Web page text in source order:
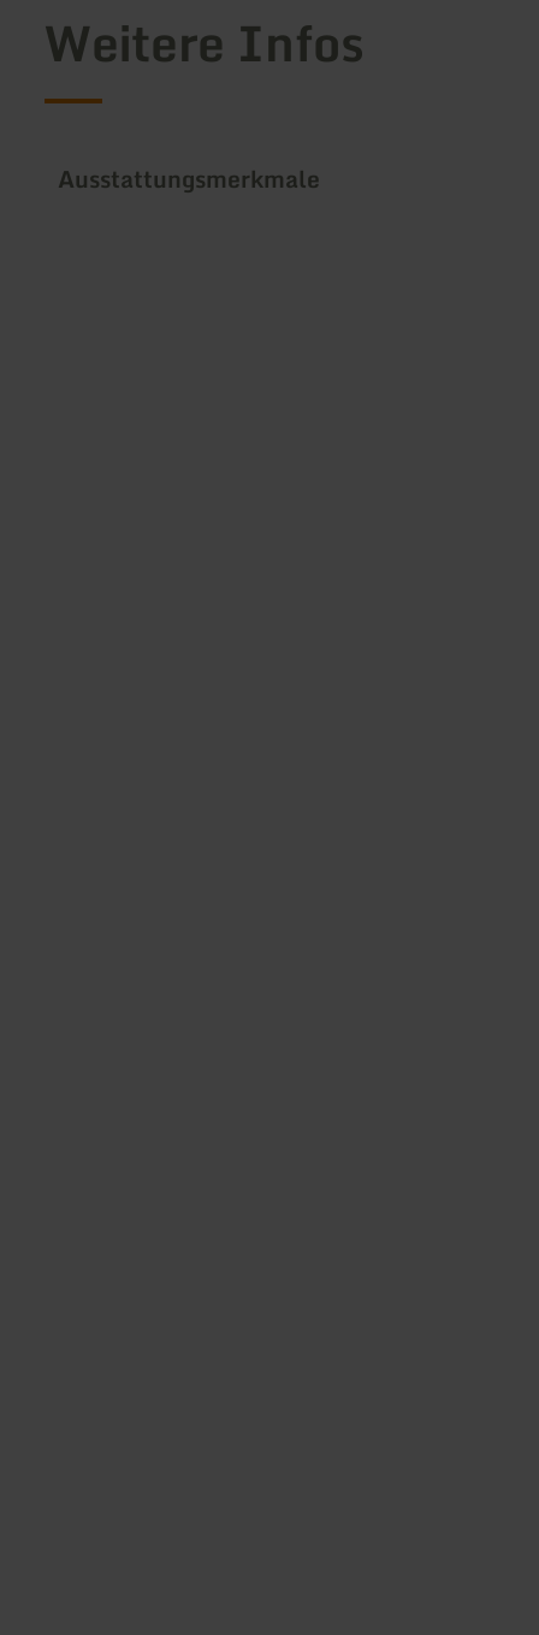
Weitere Infos
Ausstattungsmerkmale